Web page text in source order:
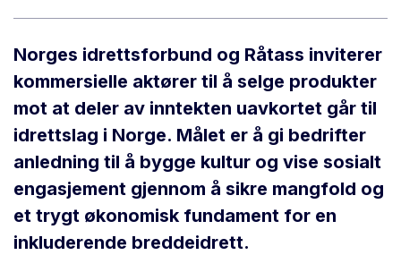
Norges idrettsforbund og Råtass inviterer
kommersielle aktører til å selge produkter
mot at deler av inntekten uavkortet går til
idrettslag i Norge. Målet er å gi bedrifter
anledning til å bygge kultur og vise sosialt
engasjement gjennom å sikre mangfold og
et trygt økonomisk fundament for en
inkluderende breddeidrett.